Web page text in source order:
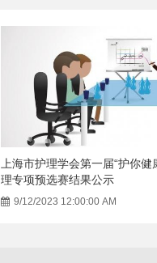
上海市护理学会第一届“护你
理专项预选赛结果公示
9/12/2023 12:00:00 AM